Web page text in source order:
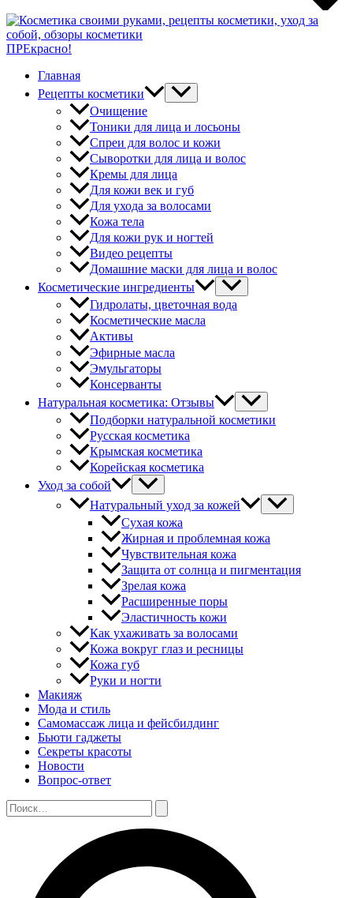
ПРЕкрасно!
Главная
Рецепты косметики
Очищение
Тоники для лица и лосьоны
Спреи для волос и кожи
Сыворотки для лица и волос
Кремы для лица
Для кожи век и губ
Для ухода за волосами
Кожа тела
Для кожи рук и ногтей
Видео рецепты
Домашние маски для лица и волос
Косметические ингредиенты
Гидролаты, цветочная вода
Косметические масла
Активы
Эфирные масла
Эмульгаторы
Консерванты
Натуральная косметика: Отзывы
Подборки натуральной косметики
Русская косметика
Крымская косметика
Корейская косметика
Уход за собой
Натуральный уход за кожей
Сухая кожа
Жирная и проблемная кожа
Чувствительная кожа
Защита от солнца и пигментация
Зрелая кожа
Расширенные поры
Эластичность кожи
Как ухаживать за волосами
Кожа вокруг глаз и ресницы
Кожа губ
Руки и ногти
Макияж
Мода и стиль
Самомассаж лица и фейсбилдинг
Бьюти гаджеты
Секреты красоты
Новости
Вопрос-ответ
Поиск: